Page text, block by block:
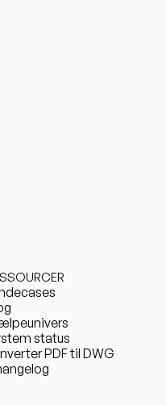
status
PDF til DWG